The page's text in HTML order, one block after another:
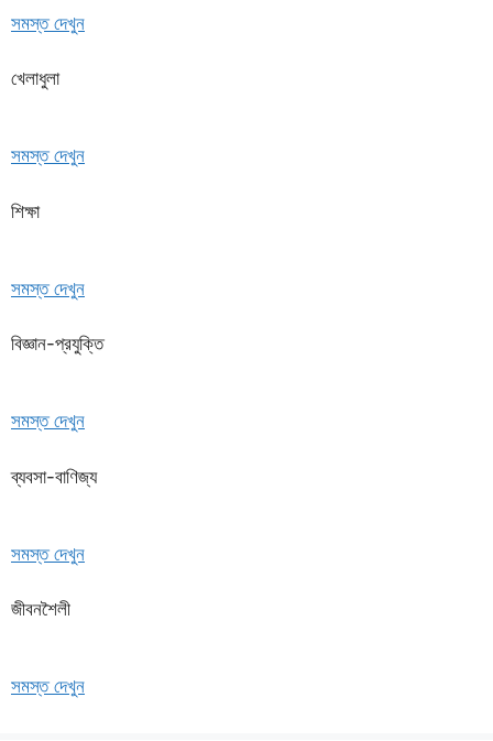
সমস্ত দেখুন
খেলাধুলা
সমস্ত দেখুন
শিক্ষা
সমস্ত দেখুন
বিজ্ঞান-প্রযুক্তি
সমস্ত দেখুন
ব্যবসা-বাণিজ্য
সমস্ত দেখুন
জীবনশৈলী
সমস্ত দেখুন